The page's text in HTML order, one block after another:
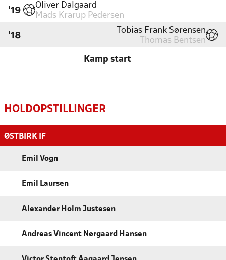
'19
Oliver Dalgaard
Mads Krarup Pedersen
'18
Tobias Frank Sørensen
Thomas Bentsen
Kamp start
HOLDOPSTILLINGER
ØSTBIRK IF
Emil Vogn
Emil Laursen
Alexander Holm Justesen
Andreas Vincent Nørgaard Hansen